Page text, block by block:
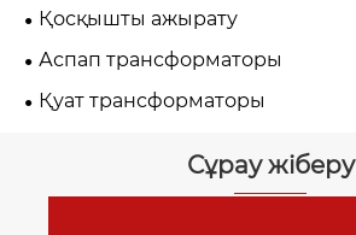
Қосқышты ажырату
Аспап трансформаторы
Қуат трансформаторы
Сұрау жіберу